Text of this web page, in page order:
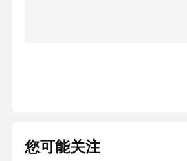
5.**次要演员**：指在本集
辑、特效添加、配音录制、配
您可能关注